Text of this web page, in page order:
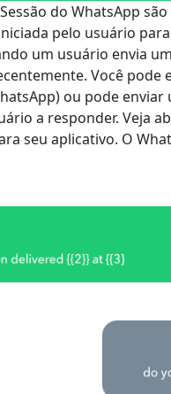
do WhatsApp
pelo usuário
um usuário envia
Você pode
ou pode
a responder. Veja
seu aplicativo. O